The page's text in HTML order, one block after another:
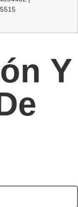
Y